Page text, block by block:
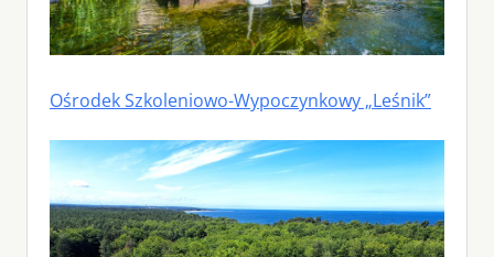
Ośrodek Szkoleniowo-Wypoczynkowy „Leśnik”